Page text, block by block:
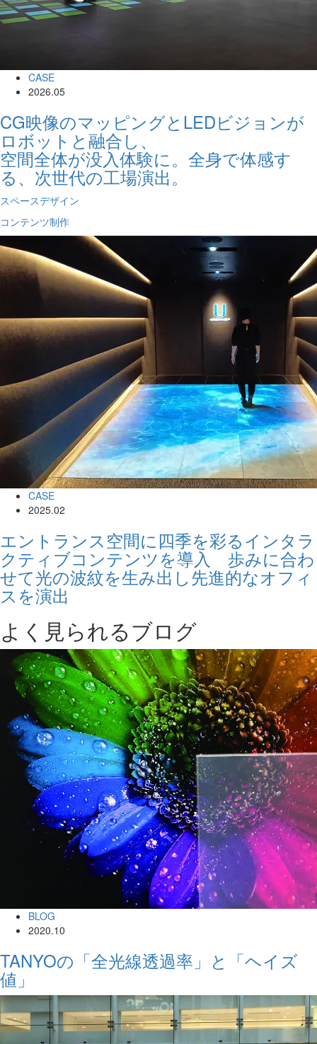
CASE
2026.05
CG映像のマッピングとLEDビジョンが
ロボットと融合し、
空間全体が没入体験に。全身で体感す
る、次世代の工場演出。
スペースデザイン
コンテンツ制作
CASE
2025.02
エントランス空間に四季を彩るインタラ
クティブコンテンツを導入 歩みに合わ
せて光の波紋を生み出し先進的なオフィ
スを演出
よく見られるブログ
BLOG
2020.10
TANYOの「全光線透過率」と「ヘイズ
値」